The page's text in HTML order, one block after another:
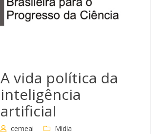
A vida política da
inteligência
artificial
cemeai Mídia